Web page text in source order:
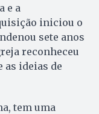
e a
iniciou o
sete anos
reconheceu
as ideias de
tem uma